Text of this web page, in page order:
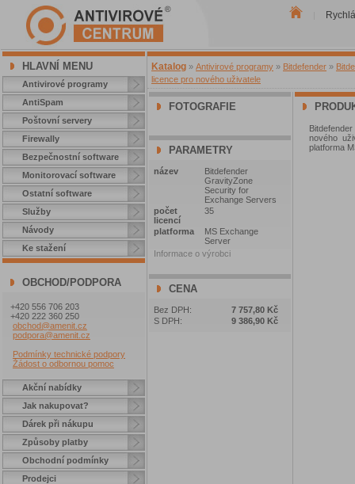
HLAVNÍ MENU
Antivirové programy
AntiSpam
Poštovní servery
Firewally
Bezpečnostní software
Monitorovací software
Ostatní software
Služby
Návody
Ke stažení
OBCHOD/PODPORA
+420 556 706 203
+420 222 360 250
obchod@amenit.cz
podpora@amenit.cz
Podmínky technické podpory
Žádost o odbornou pomoc
Akční nabídky
Jak nakupovat?
Dárek při nákupu
Způsoby platby
Obchodní podmínky
Prodejci
Katalog » Antivirové programy » Bitdefender »
licence pro nového uživatele
FOTOGRAFIE
PARAMETRY
název
Bitdefender
GravityZone
Security for
Exchange Servers
počet
licencí
35
platforma
MS Exchange
Server
Informace o výrobci
CENA
Bez DPH:
7 757,80 Kč
S DPH:
9 386,90 Kč
nového
platforma